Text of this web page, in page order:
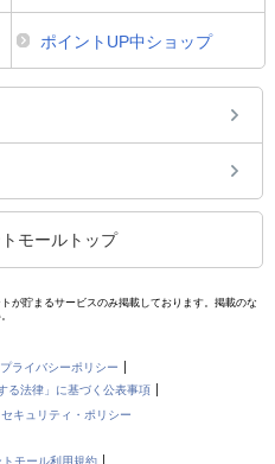
ポイントUP中ショップ
モールトップ
が貯まるサービスのみ掲載しております。掲載のな
プライバシーポリシー
る法律」に基づく公表事項
セキュリティ・ポリシー
モール利用規約